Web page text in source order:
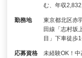
む、年収
勤務地
東京都北区赤
田線「志村坂
目」下車徒歩
応募資格
未経験OK！